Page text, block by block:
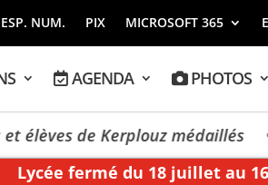
ESP. NUM. PIX MICROSOFT 365
AGENDA PHOTOS
de Kerplouz médaillés
Lycée fermé du 18 juillet au